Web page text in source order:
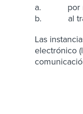
a. por
b. al
Las
electrónico